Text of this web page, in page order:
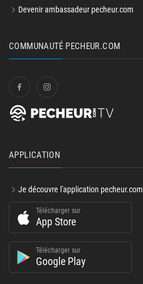
Devenir ambassadeur pecheur.com
COMMUNAUTÉ PECHEUR.COM
APPLICATION
Je découvre l'application pecheur.com
Télécharger sur
App Store
Télécharger sur
Google Play